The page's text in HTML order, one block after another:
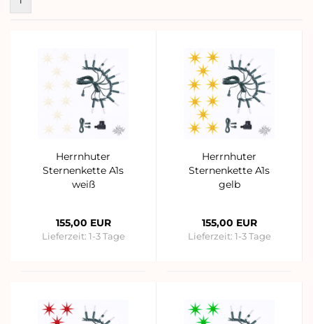
Herrnhuter
Sternenkette A1s
weiß
155,00 EUR
Lieferzeit: 1-3 Tage
Herrnhuter
Sternenkette A1s
gelb
155,00 EUR
Lieferzeit: 1-3 Tage